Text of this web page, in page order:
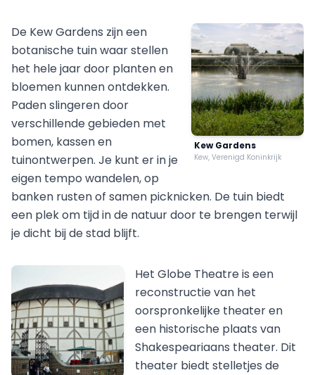
Kew Gardens
Kew, Verenigd Koninkrijk
De Kew Gardens zijn een
botanische tuin waar stellen
het hele jaar door planten en
bloemen kunnen ontdekken.
Paden slingeren door
verschillende gebieden met
bomen, kassen en
tuinontwerpen. Je kunt er in je
eigen tempo wandelen, op
banken rusten of samen picknicken. De tuin biedt
een plek om tijd in de natuur door te brengen terwijl
je dicht bij de stad blijft.
Het Globe Theatre is een
reconstructie van het
oorspronkelijke theater en
een historische plaats van
Shakespeariaans theater. Dit
theater biedt stelletjes de